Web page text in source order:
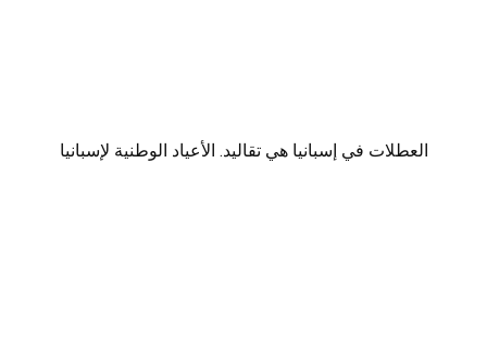
العطلات في إسبانيا هي تقاليد. الأعياد الوطنية لإسبانيا